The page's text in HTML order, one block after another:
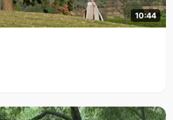
10:44